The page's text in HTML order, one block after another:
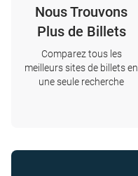
Nous Trouvons
Plus de Billets
Comparez tous les
meilleurs sites de billets en
une seule recherche